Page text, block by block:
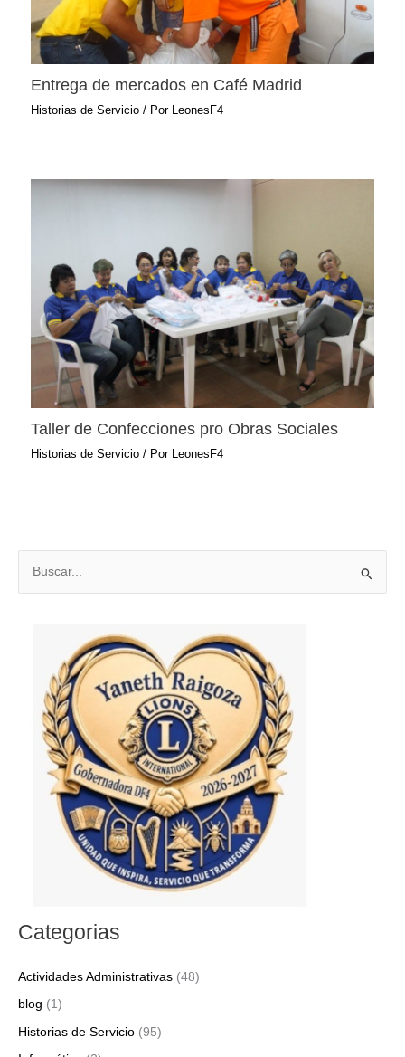
Entrega de mercados en Café Madrid
Historias de Servicio / Por LeonesF4
Taller de Confecciones pro Obras Sociales
Historias de Servicio / Por LeonesF4
Categorias
Actividades Administrativas (48)
blog (1)
Historias de Servicio (95)